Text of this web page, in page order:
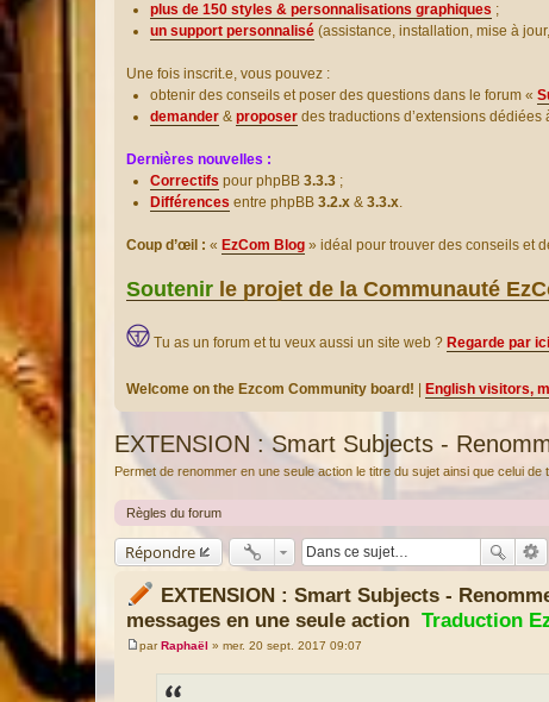
plus de 150 styles & personnalisations graphiques ;
un support personnalisé (assistance, installation, mise à
Une fois inscrit.e, vous pouvez :
obtenir des conseils et poser des questions dans le forum «
demander & proposer des traductions d’extensions dédiées
Dernières nouvelles :
Correctifs pour phpBB 3.3.3 ;
Différences entre phpBB 3.2.x & 3.3.x.
Coup d’œil : « EzCom Blog » idéal pour trouver des conseils et
Soutenir le projet de la Communauté
Tu as un forum et tu veux aussi un site web ? Regarde par ici
Welcome on the Ezcom Community board! English visitors,
EXTENSION : Smart Subjects -
Permet de renommer en une seule action le titre du sujet ainsi que celui
Règles du forum
Répondre
EXTENSION : Smart Subjects -
messages en une seule action Traduction
M
parRaphaël » mer. 20 sept. 2017 09:07